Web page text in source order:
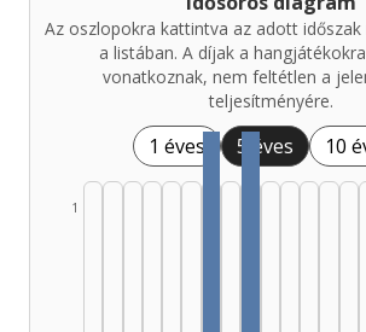
Az oszlopokra kattintva az adott
a listában. A díjak a
vonatkoznak, nem feltétlen a
teljesítményére.
1 éves 5 éves 10
1